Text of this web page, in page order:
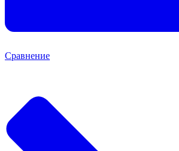
Сравнение